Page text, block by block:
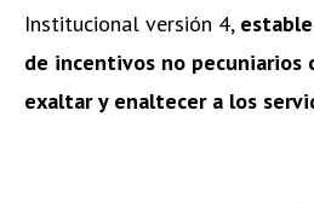
Institucional versión 4,
de incentivos no pecuniarios
exaltar y enaltecer a los